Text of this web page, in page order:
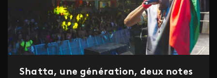
Shatta, une génération, deux notes